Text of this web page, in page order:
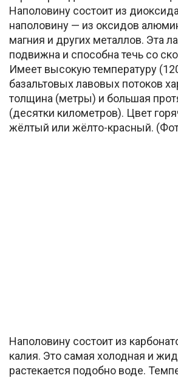
Наполовину состоит из
наполовину — из оксидов
магния и других металлов. Эта
подвижна и способна течь со
Имеет высокую температуру
базальтовых лавовых потоков
толщина (метры) и большая
(десятки километров). Цвет
жёлтый или жёлто-красный.
Наполовину состоит из
калия. Это самая холодная и
растекается подобно воде.